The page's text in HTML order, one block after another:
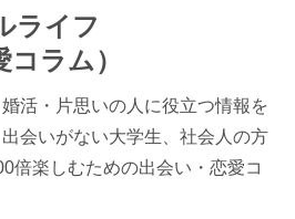
ライフ
コラム）
活・片思いの人に役立つ情報を
会いがない大学生、社会人の方
倍楽しむための出会い・恋愛コ